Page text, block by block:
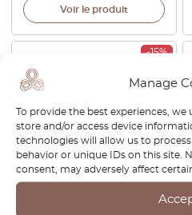
Manage
To provide the best experiences,
store and/or access device
technologies will allow us to
behavior or unique IDs on this site.
consent, may adversely affect
Voir le produit
-15%